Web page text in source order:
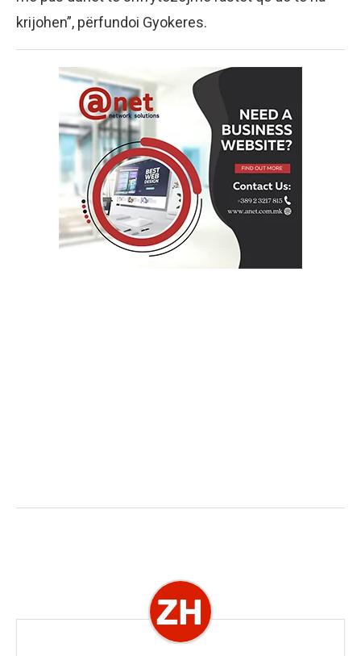
krijohen”, përfundoi Gyokeres.